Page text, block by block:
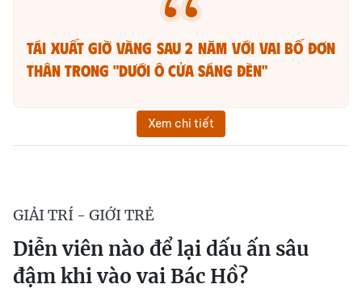
Tái xuất giờ vàng sau 2 năm với vai bố đơn
thân trong "Dưới ô cửa sáng đèn"
Xem chi tiết
GIẢI TRÍ - GIỚI TRẺ
Diễn viên nào để lại dấu ấn sâu
đậm khi vào vai Bác Hồ?